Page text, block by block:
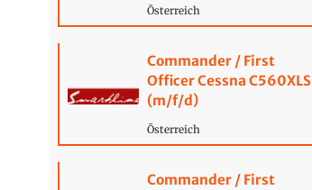
Österreich
Commander / First
Officer Cessna C560XLS
(m/f/d)
Österreich
Commander / First